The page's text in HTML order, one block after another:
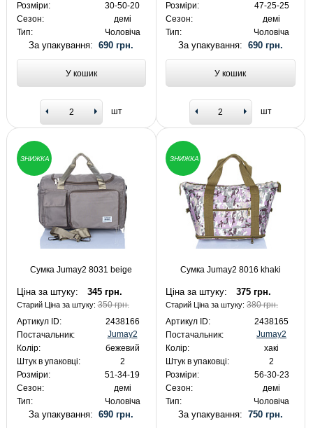
Розміри:
30-50-20
Сезон:
демі
Тип:
Чоловіча
За упакування:690 грн.
У кошик
шт
Розміри:
47-25-25
Сезон:
демі
Тип:
Чоловіча
За упакування: 690 грн.
У кошик
шт
ЗНИЖКА
Сумка Jumay2 8031 ​​beige
Ціна за штуку: 345 грн.
Старий Ціна за штуку:350 грн.
Артикул ID:
2438166
Постачальник:
Jumay2
Колір:
бежевий
Штук в упаковці:
2
Розміри:
51-34-19
Сезон:
демі
Тип:
Чоловіча
За упакування:690 грн.
ЗНИЖКА
Сумка Jumay2 8016 khaki
Ціна за штуку: 375 грн.
Старий Ціна за штуку:380 грн.
Артикул ID:
2438165
Постачальник:
Jumay2
Колір:
хакі
Штук в упаковці:
2
Розміри:
56-30-23
Сезон:
демі
Тип:
Чоловіча
За упакування: 750 грн.